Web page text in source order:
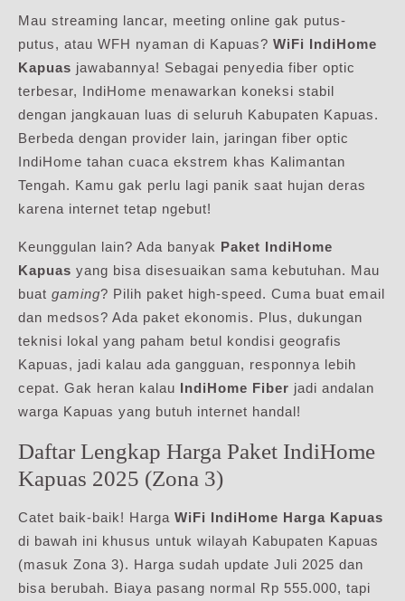
Mau streaming lancar, meeting online gak putus-
putus, atau WFH nyaman di Kapuas? WiFi IndiHome
Kapuas jawabannya! Sebagai penyedia fiber optic
terbesar, IndiHome menawarkan koneksi stabil
dengan jangkauan luas di seluruh Kabupaten Kapuas.
Berbeda dengan provider lain, jaringan fiber optic
IndiHome tahan cuaca ekstrem khas Kalimantan
Tengah. Kamu gak perlu lagi panik saat hujan deras
karena internet tetap ngebut!
Keunggulan lain? Ada banyak Paket IndiHome
Kapuas yang bisa disesuaikan sama kebutuhan. Mau
buat gaming? Pilih paket high-speed. Cuma buat email
dan medsos? Ada paket ekonomis. Plus, dukungan
teknisi lokal yang paham betul kondisi geografis
Kapuas, jadi kalau ada gangguan, responnya lebih
cepat. Gak heran kalau IndiHome Fiber jadi andalan
warga Kapuas yang butuh internet handal!
Daftar Lengkap Harga Paket IndiHome
Kapuas 2025 (Zona 3)
Catet baik-baik! Harga WiFi IndiHome Harga Kapuas
di bawah ini khusus untuk wilayah Kabupaten Kapuas
(masuk Zona 3). Harga sudah update Juli 2025 dan
bisa berubah. Biaya pasang normal Rp 555.000, tapi